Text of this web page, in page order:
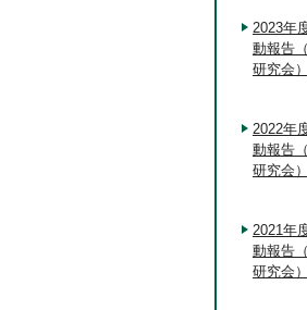
2023年
動報告
研究会）
2022年
動報告
研究会）
2021年
動報告
研究会）